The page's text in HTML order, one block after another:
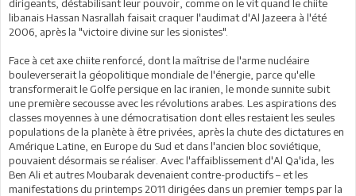
dirigeants, déstabilisant leur pouvoir, comme on le vit quand le chiite
libanais Hassan Nasrallah faisait craquer l'audimat d'Al Jazeera à l'été
2006, après la "victoire divine sur les sionistes".
Face à cet axe chiite renforcé, dont la maîtrise de l'arme nucléaire
bouleverserait la géopolitique mondiale de l'énergie, parce qu'elle
transformerait le Golfe persique en lac iranien, le monde sunnite subit
une première secousse avec les révolutions arabes. Les aspirations des
classes moyennes à une démocratisation dont elles restaient les seules
populations de la planète à être privées, après la chute des dictatures en
Amérique Latine, en Europe du Sud et dans l'ancien bloc soviétique,
pouvaient désormais se réaliser. Avec l'affaiblissement d'Al Qa'ida, les
Ben Ali et autres Moubarak devenaient contre-productifs – et les
manifestations du printemps 2011 dirigées dans un premier temps par la